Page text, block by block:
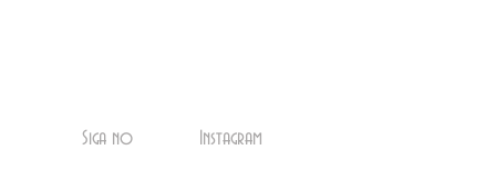
Siga no Instagram